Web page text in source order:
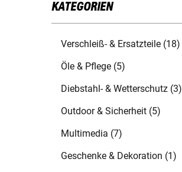
KATEGORIEN
Verschleiß- & Ersatzteile (18)
Öle & Pflege (5)
Diebstahl- & Wetterschutz (3)
Outdoor & Sicherheit (5)
Multimedia (7)
Geschenke & Dekoration (1)